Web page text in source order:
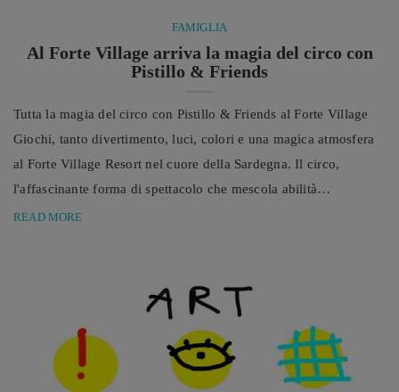
FAMIGLIA
Al Forte Village arriva la magia del circo con
Pistillo & Friends
Tutta la magia del circo con Pistillo & Friends al Forte Village
Giochi, tanto divertimento, luci, colori e una magica atmosfera
al Forte Village Resort nel cuore della Sardegna. Il circo,
l'affascinante forma di spettacolo che mescola abilità
straordinarie, narrazione e intrattenimento, ha alle spalle una
venivano organizzate gare di cavalli e acrobazie all'interno ...
READ MORE